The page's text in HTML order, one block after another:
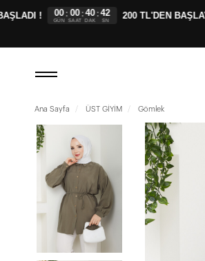
! 00 00
SAAT
: 40
DAK
:41
SN 200 TL'DEN
Ana Sayfa ÜST GİYİM Gömlek